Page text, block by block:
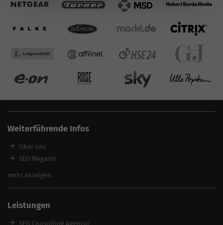
Weiterführende Infos
Über uns
SEO Magazin
SEO-Pakete
SEO günstig
SEO Experte
mehr anzeigen
Leistungen
SEO Consulting Agentur